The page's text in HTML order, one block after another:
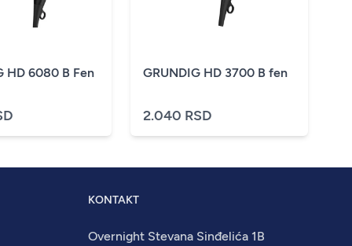
HD 6080 B Fen
GRUNDIG HD 3700 B fen
2.040 RSD
KONTAKT
Overnight Stevana Sinđelića 1B